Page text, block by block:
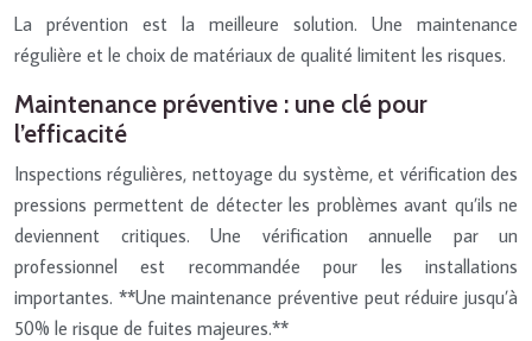
La prévention est la meilleure solution. Une maintenance
régulière et le choix de matériaux de qualité limitent les risques.
Maintenance préventive : une clé pour
l’efficacité
Inspections régulières, nettoyage du système, et vérification des
pressions permettent de détecter les problèmes avant qu’ils ne
deviennent critiques. Une vérification annuelle par un
professionnel est recommandée pour les installations
importantes. **Une maintenance préventive peut réduire jusqu’à
50% le risque de fuites majeures.**